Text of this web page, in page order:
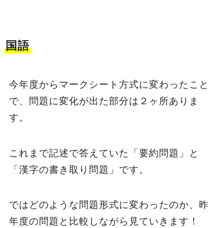
国語
今年度からマークシート方式に変わったこと
で、問題に変化が出た部分は２ヶ所ありま
す。
これまで記述で答えていた「要約問題」と
「漢字の書き取り問題」です。
ではどのような問題形式に変わったのか、昨
年度の問題と比較しながら見ていきます！